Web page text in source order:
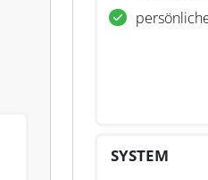
SYSTEM